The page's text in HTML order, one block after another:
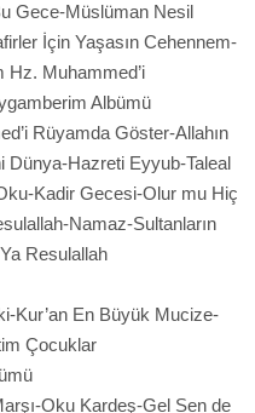
Gece-Müslüman Nesil
İçin Yaşasın Cehennem-
Hz. Muhammed’i
Albümü
Rüyamda Göster-Allahın
Dünya-Hazreti Eyyub-Taleal
Kadir Gecesi-Olur mu Hiç
Namaz-Sultanların
Resulallah
Kur’an En Büyük Mucize-
Çocuklar
Oku Kardeş-Gel Sen de